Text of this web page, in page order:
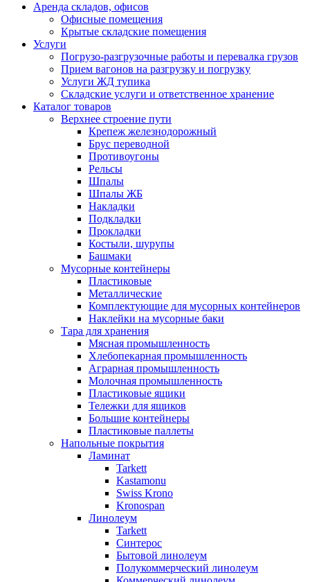
Аренда складов, офисов
Офисные помещения
Крытые складские помещения
Услуги
Погрузо-разгрузочные работы и перевалка грузов
Прием вагонов на разгрузку и погрузку
Услуги ЖД тупика
Складские услуги и ответственное хранение
Каталог товаров
Верхнее строение пути
Крепеж железнодорожный
Брус переводной
Противоугоны
Рельсы
Шпалы
Шпалы ЖБ
Накладки
Подкладки
Прокладки
Костыли, шурупы
Башмаки
Мусорные контейнеры
Пластиковые
Металлические
Комплектующие для мусорных контейнеров
Наклейки на мусорные баки
Тара для хранения
Мясная промышленность
Хлебопекарная промышленность
Аграрная промышленность
Молочная промышленность
Пластиковые ящики
Тележки для ящиков
Большие контейнеры
Пластиковые паллеты
Напольные покрытия
Ламинат
Tarkett
Kastamonu
Swiss Krono
Kronospan
Линолеум
Tarkett
Синтерос
Бытовой линолеум
Полукоммерческий линолеум